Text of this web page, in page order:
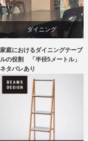
ライフスタイル
家具
ダイニング
テーブル
ライフスタイル
椅子
家庭におけるダイニングテーブ
ルの役割 「半径5メートル」
ネタバレあり